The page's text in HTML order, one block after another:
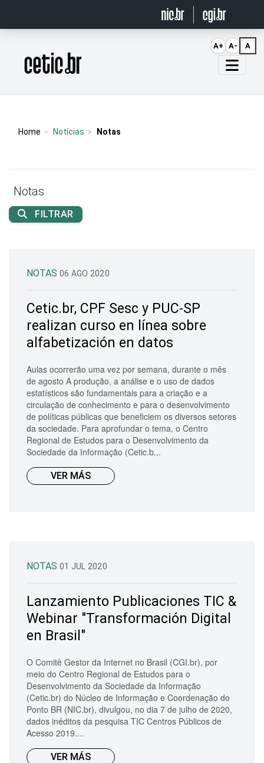
Página inicial
Home Notícias Notas
Notas
FILTRAR
NOTAS 06 AGO 2020
Cetic.br, CPF Sesc y PUC-SP
realizan curso en línea sobre
alfabetización en datos
Aulas ocorrerão uma vez por semana, durante o mês
de agosto A produção, a análise e o uso de dados
estatísticos são fundamentais para a criação e a
circulação de conhecimento e para o desenvolvimento
de políticas públicas que beneficiem os diversos setores
da sociedade. Para aprofundar o tema, o Centro
Regional de Estudos para o Desenvolvimento da
Sociedade da Informação (Cetic.b...
VER MÁS
NOTAS 01 JUL 2020
Lanzamiento Publicaciones TIC &
Webinar "Transformación Digital
en Brasil"
O Comitê Gestor da Internet no Brasil (CGI.br), por
meio do Centro Regional de Estudos para o
Desenvolvimento da Sociedade da Informação
(Cetic.br) do Núcleo de Informação e Coordenação do
Ponto BR (NIC.br), divulgou, no dia 7 de julho de 2020,
dados inéditos da pesquisa TIC Centros Públicos de
Acesso 2019....
VER MÁS
A+ A- A